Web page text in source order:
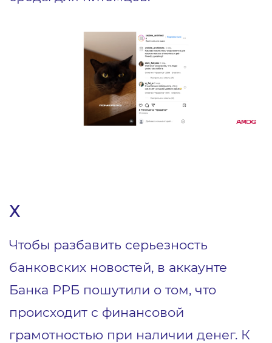
Х
Чтобы разбавить серьезность
банковских новостей, в аккаунте
Банка РРБ пошутили о том, что
происходит с финансовой
грамотностью при наличии денег. К